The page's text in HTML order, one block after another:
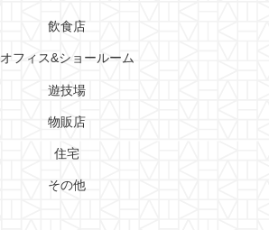
飲食店
オフィス&ショールーム
遊技場
物販店
住宅
その他